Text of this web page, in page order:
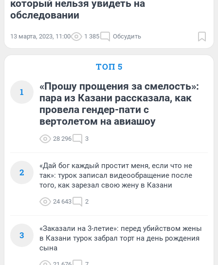
который нельзя увидеть на
обследовании
13 марта, 2023, 11:00 1 385 Обсудить
ТОП 5
1
«Прошу прощения за смелость»:
пара из Казани рассказала, как
провела гендер-пати с
вертолетом на авиашоу
28 296 3
2
«Дай бог каждый простит меня, если что не
так»: турок записал видеообращение после
того, как зарезал свою жену в Казани
24 643 2
3
«Заказали на 3-летие»: перед убийством жены
в Казани турок забрал торт на день рождения
сына